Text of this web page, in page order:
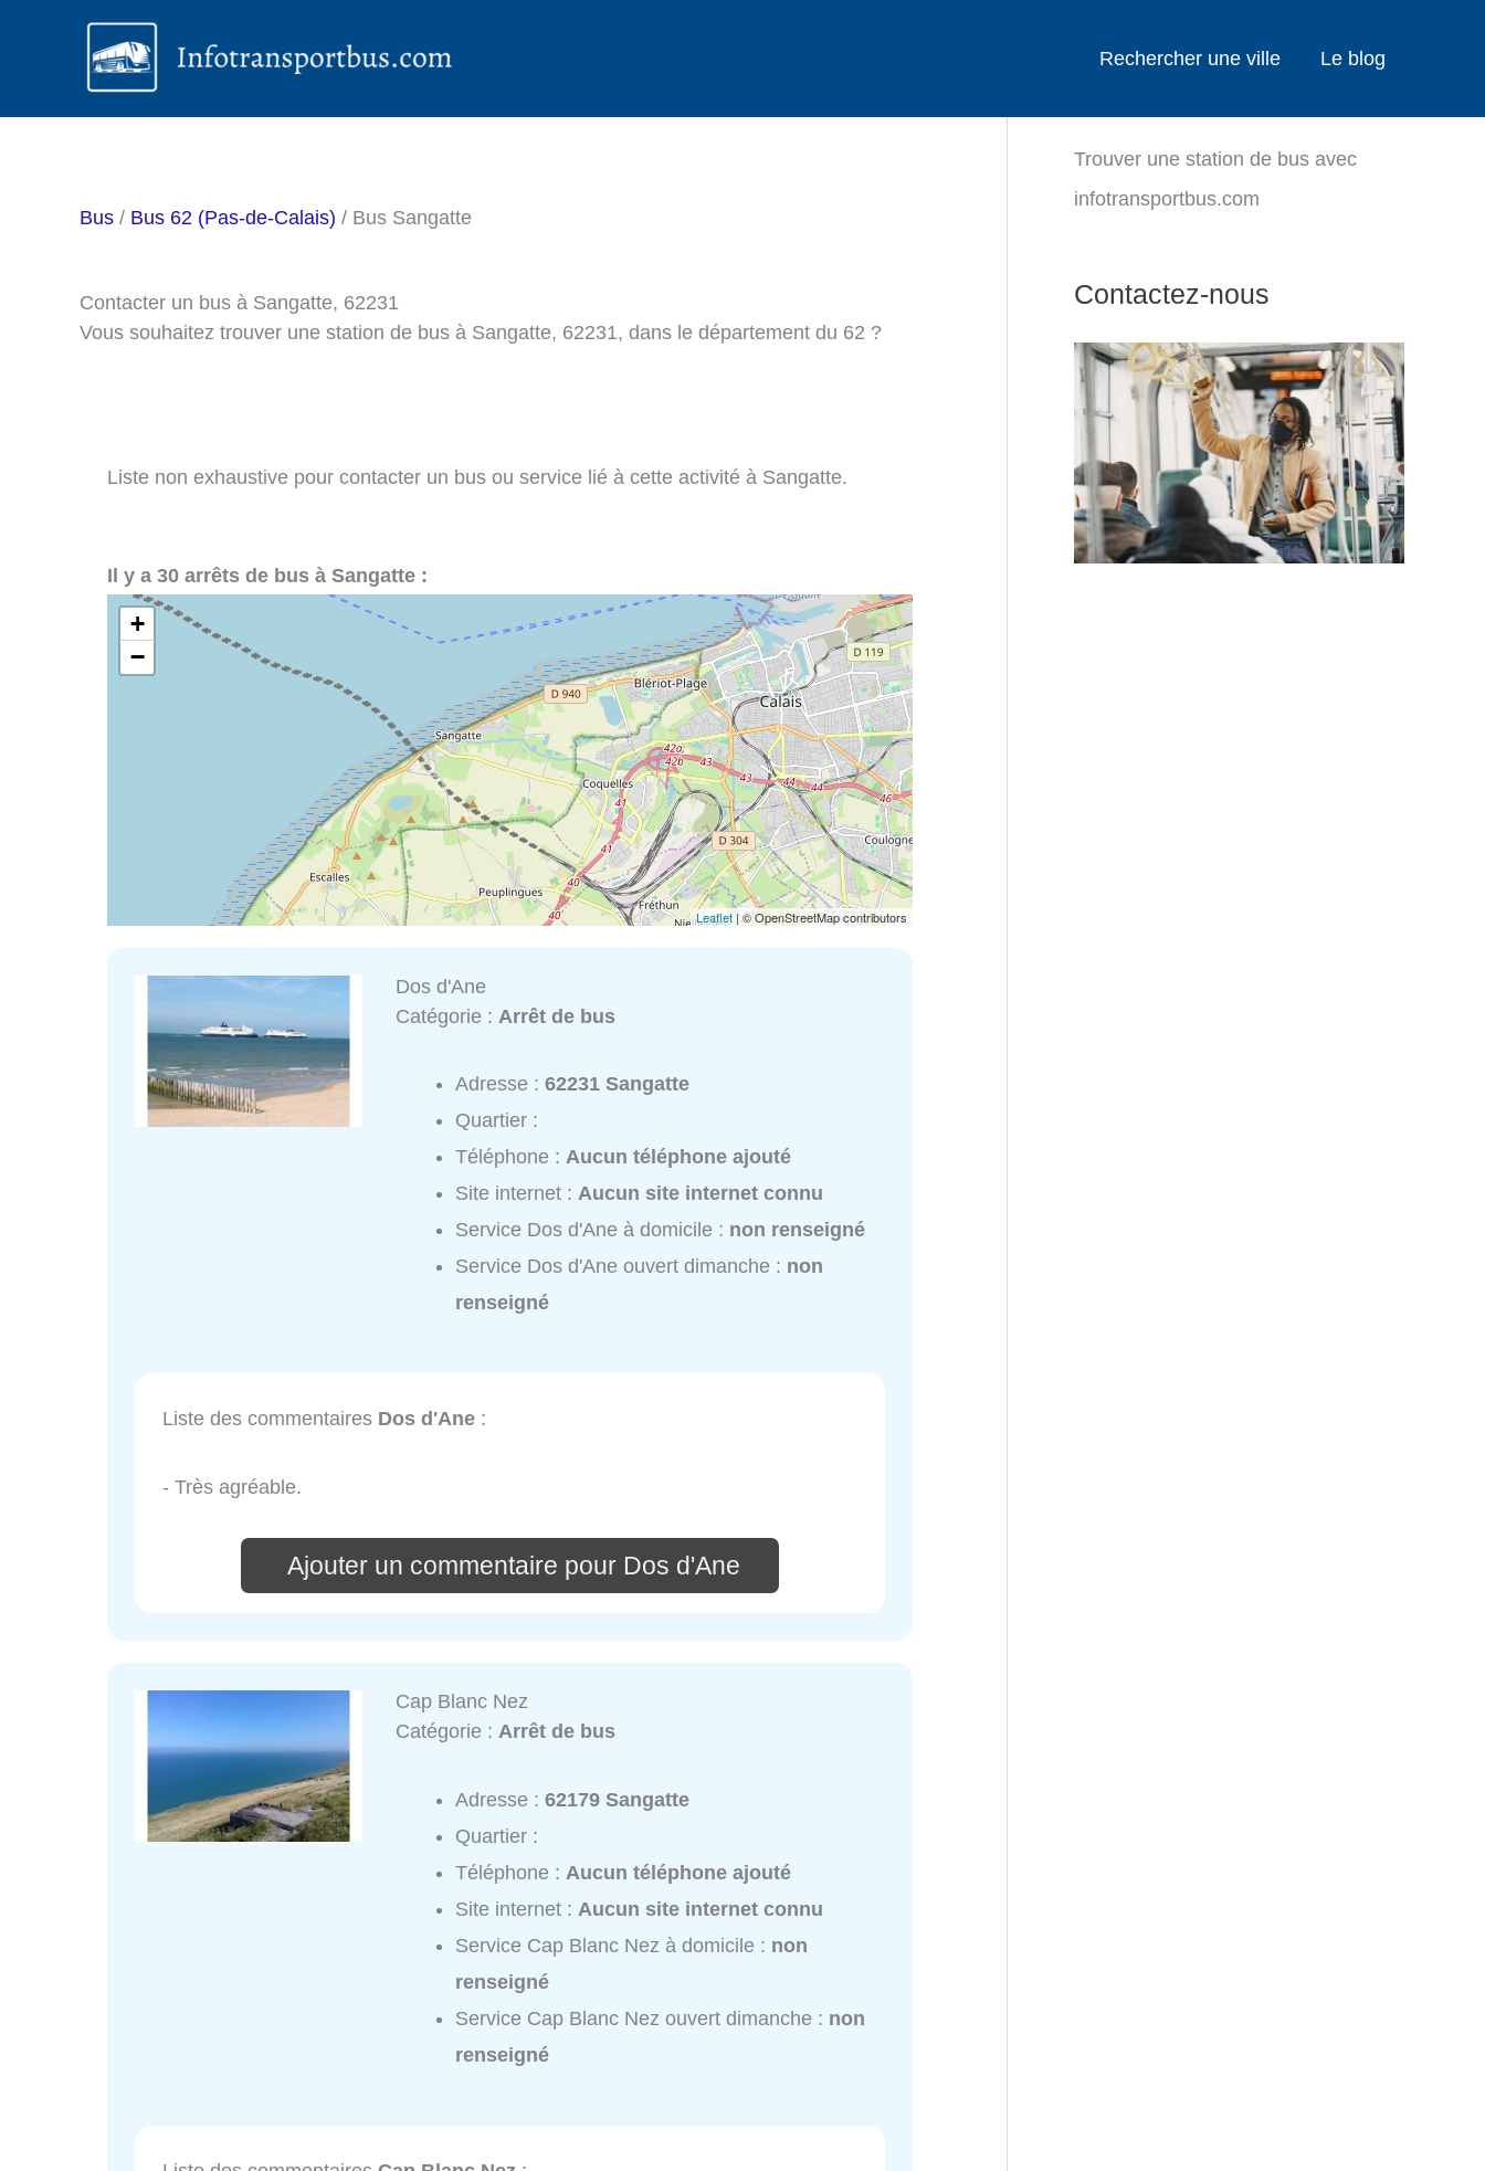
Rechercher une ville Le blog
Bus / Bus 62 (Pas-de-Calais) / Bus Sangatte
Contacter un bus à Sangatte, 62231
Vous souhaitez trouver une station de bus à Sangatte, 62231, dans le département du 62 ?
Liste non exhaustive pour contacter un bus ou service lié à cette activité à Sangatte.
Il y a 30 arrêts de bus à Sangatte :
+
−
Leaflet | © OpenStreetMap contributors
Dos d'Ane
Catégorie : Arrêt de bus
Adresse :62231 Sangatte
Quartier :
Téléphone :Aucun téléphone ajouté
Site internet :Aucun site internet connu
Service Dos d'Ane à domicile : non renseigné
Service Dos d'Ane ouvert dimanche : non
renseigné
Liste des commentaires Dos d'Ane :
- Très agréable.
Ajouter un commentaire pour Dos d'Ane
Cap Blanc Nez
Catégorie : Arrêt de bus
Adresse :62179 Sangatte
Quartier :
Téléphone : Aucun téléphone ajouté
Site internet : Aucun site internet connu
Service Cap Blanc Nez à domicile : non
renseigné
Service Cap Blanc Nez ouvert dimanche : non
renseigné
Trouver une station de bus avec
infotransportbus.com
Contactez-nous